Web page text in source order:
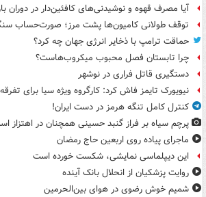
آیا مصرف قهوه و نوشیدنی‌های کافئین‌دار در دوران
توقف طولانی کامیون‌ها پشت مرز؛ صورت‌حساب
حماقت ترامپ با ذخایر انرژی جهان چه کرد؟
چرا تابستان فصل محبوب میکروب‌هاست؟
دستگیری قاتل فراری در نوشهر
نیویورک تایمز فاش کرد: کارگروه ویژه سیا برای
کنترل کامل تنگه هرمز در دست ایران!
پرچم سیاه بر فراز گنبد حسینی همچنان در اهتزاز
ماجرای پیاده روی اربعین حاج رمضان
این دیپلماسی نمایشی، شکست خورده است
روایت پزشکیان از انحلال بانک آینده
شمیم خوش رضوی در هوای بین‌الحرمین